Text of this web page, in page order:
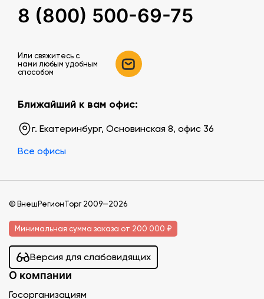
8 (800) 500-69-75
Или свяжитесь c
нами любым удобным
способом
Ближайший к вам офис:
г. Екатеринбург, Основинская 8, офис 36
Все офисы
© ВнешРегионТорг 2009—2026
Минимальная сумма заказа от 200 000 ₽
Версия для слабовидящих
О компании
Госорганизациям